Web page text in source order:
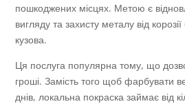
пошкоджених місцях. Метою є
вигляду та захисту металу від
кузова.
Ця послуга популярна тому, що
гроші. Замість того щоб фарбувати
днів, локальна покраска займає від